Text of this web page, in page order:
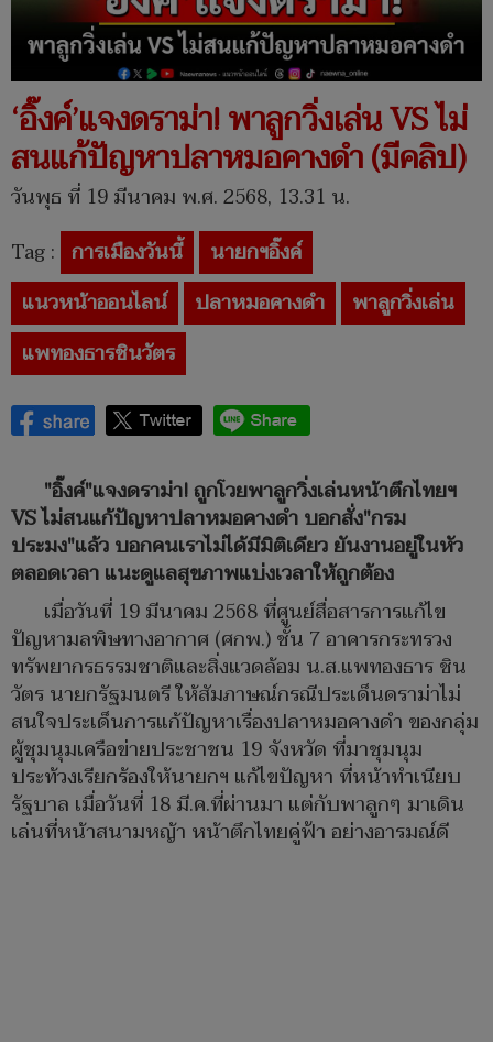
‘อิ๊งค์’แจงดราม่า! พาลูกวิ่งเล่น VS ไม่
สนแก้ปัญหาปลาหมอคางดำ (มีคลิป)
วันพุธ ที่ 19 มีนาคม พ.ศ. 2568, 13.31 น.
Tag : การเมืองวันนี้
นายกฯอิ๊งค์
แนวหน้าออนไลน์
ปลาหมอคางดำ
พาลูกวิ่งเล่น
แพทองธารชินวัตร
"อิ๊งค์"แจงดราม่า! ถูกโวยพาลูกวิ่งเล่นหน้าตึกไทยฯ
VS ไม่สนแก้ปัญหาปลาหมอคางดำ บอกสั่ง"กรม
ประมง"แล้ว บอกคนเราไม่ได้มีมิติเดียว ยันงานอยู่ในหัว
ตลอดเวลา แนะดูแลสุขภาพแบ่งเวลาให้ถูกต้อง
เมื่อวันที่ 19 มีนาคม 2568 ที่ศูนย์สื่อสารการแก้ไข
ปัญหามลพิษทางอากาศ (ศกพ.) ชั้น 7 อาคารกระทรวง
ทรัพยากรธรรมชาติและสิ่งแวดล้อม น.ส.แพทองธาร ชิน
วัตร นายกรัฐมนตรี ให้สัมภาษณ์กรณีประเด็นดราม่าไม่
สนใจประเด็นการแก้ปัญหาเรื่องปลาหมอคางดำ ของกลุ่ม
ผู้ชุมนุมเครือข่ายประชาชน 19 จังหวัด ที่มาชุมนุม
ประท้วงเรียกร้องให้นายกฯ แก้ไขปัญหา ที่หน้าทำเนียบ
รัฐบาล เมื่อวันที่ 18 มี.ค.ที่ผ่านมา แต่กับพาลูกๆ มาเดิน
เล่นที่หน้าสนามหญ้า หน้าตึกไทยคู่ฟ้า อย่างอารมณ์ดี